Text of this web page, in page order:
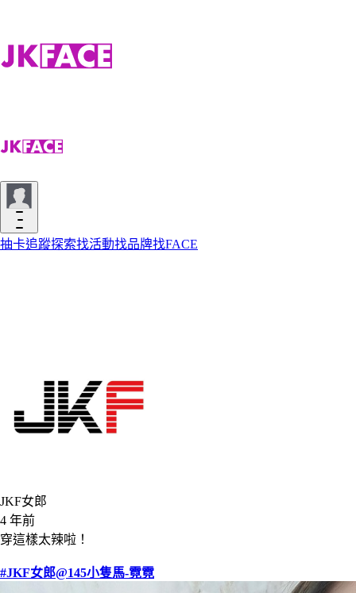
抽卡追蹤探索找活動找品牌找FACE
JKF女郎
4 年前
穿這樣太辣啦！
#JKF女郎@145小隻馬-霓霓